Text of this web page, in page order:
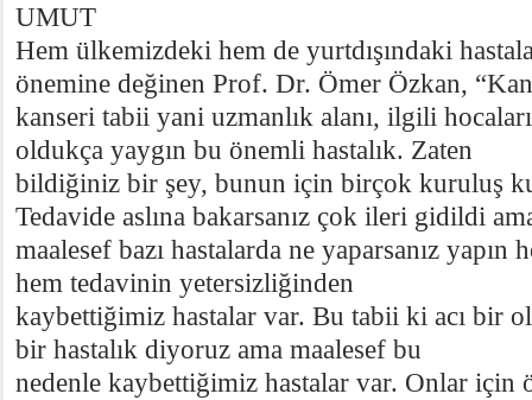
UMUT
Hem ülkemizdeki hem de yurtdışındaki
önemine değinen Prof. Dr. Ömer Özkan, “Kan
kanseri tabii yani uzmanlık alanı, ilgili
oldukça yaygın bu önemli hastalık. Zaten
bildiğiniz bir şey, bunun için birçok kuruluş
Tedavide aslına bakarsanız çok ileri gidildi
maalesef bazı hastalarda ne yaparsanız
hem tedavinin yetersizliğinden
kaybettiğimiz hastalar var. Bu tabii ki acı bir
bir hastalık diyoruz ama maalesef bu
nedenle kaybettiğimiz hastalar var. Onlar için